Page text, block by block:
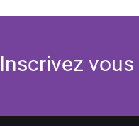
Inscrivez vous